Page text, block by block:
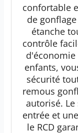
confortable
de
étanche
contrôle
d'économie
enfants,
sécurité
remous
autorisé.
entrée et
le RCD